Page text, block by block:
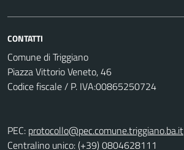
CONTATTI
Comune di Triggiano
Piazza Vittorio Veneto, 46
Codice fiscale / P. IVA:00865250724
PEC: protocollo@pec.comune.triggiano.ba.it
Centralino unico: (+39) 0804628111